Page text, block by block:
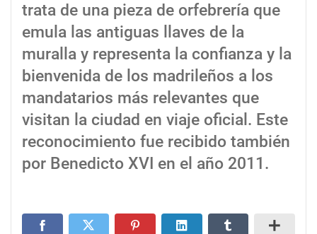
trata de una pieza de orfebrería que
emula las antiguas llaves de la
muralla y representa la confianza y la
bienvenida de los madrileños a los
mandatarios más relevantes que
visitan la ciudad en viaje oficial. Este
reconocimiento fue recibido también
por Benedicto XVI en el año 2011.